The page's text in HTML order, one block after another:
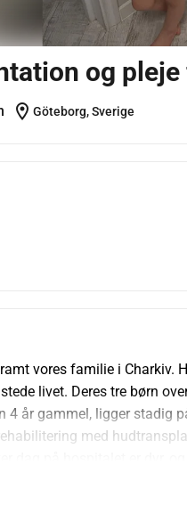
og
location_on Göteborg, Sverige
vores familie i Charkiv.
livet. Deres tre børn
4 år gammel, ligger stadig
med
gør en forskel og giver